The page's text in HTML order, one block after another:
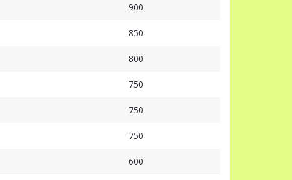
900
850
800
750
750
750
600